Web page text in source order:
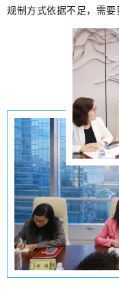
规制方式依据不足，需要